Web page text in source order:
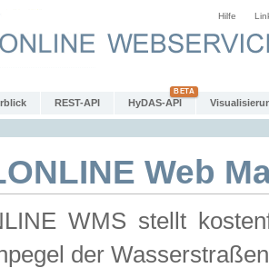
Hilfe
REST-API HyDAS-API
Web
WMS stellt
der